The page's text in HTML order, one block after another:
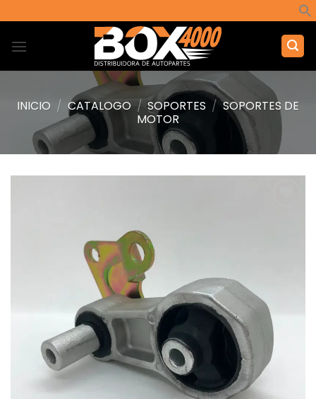
al
contenido
INICIO / CATALOGO / SOPORTES / SOPORTES DE
MOTOR